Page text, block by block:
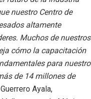
nuestro Centro de
altamente
Muchos de nuestros
cómo la capacitación
para nuestro
de 14 millones de
Ayala,